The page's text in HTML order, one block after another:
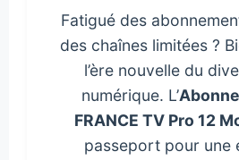
Fatigué des
des chaînes limitées ?
l’ère nouvelle du
numérique. L’
FRANCE TV Pro 12
passeport pour une